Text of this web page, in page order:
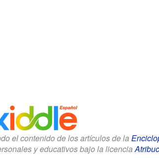
el contenido de los artículos de la
y educativos bajo la licencia